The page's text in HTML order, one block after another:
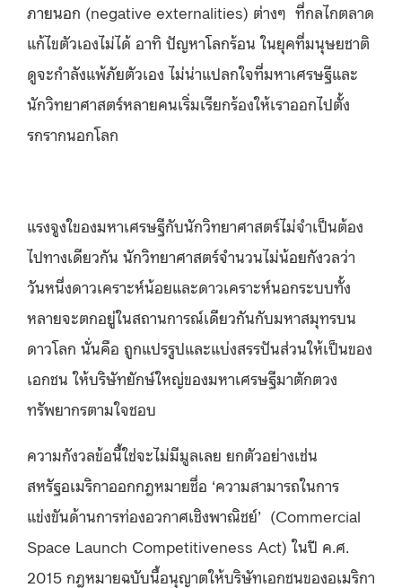
ภายนอก (negative externalities) ต่างๆ ที่กลไกตลาด
แก้ไขตัวเองไม่ได้ อาทิ ปัญหาโลกร้อน ในยุคที่มนุษยชาติ
ดูจะกำลังแพ้ภัยตัวเอง ไม่น่าแปลกใจที่มหาเศรษฐีและ
นักวิทยาศาสตร์หลายคนเริ่มเรียกร้องให้เราออกไปตั้ง
รกรากนอกโลก
แรงจูงใของมหาเศรษฐีกับนักวิทยาศาสตร์ไม่จำเป็นต้อง
ไปทางเดียวกัน นักวิทยาศาสตร์จำนวนไม่น้อยกังวลว่า
วันหนึ่งดาวเคราะห์น้อยและดาวเคราะห์นอกระบบทั้ง
หลายจะตกอยู่ในสถานการณ์เดียวกันกับมหาสมุทรบน
ดาวโลก นั่นคือ ถูกแปรรูปและแบ่งสรรปันส่วนให้เป็นของ
เอกชน ให้บริษัทยักษ์ใหญ่ของมหาเศรษฐีมาตักตวง
ทรัพยากรตามใจชอบ
ความกังวลข้อนี้ใช่จะไม่มีมูลเลย ยกตัวอย่างเช่น
สหรัฐอเมริกาออกกฎหมายชื่อ ‘ความสามารถในการ
แข่งขันด้านการท่องอวกาศเชิงพาณิชย์’ (Commercial
Space Launch Competitiveness Act) ในปี ค.ศ.
2015 กฎหมายฉบับนี้อนุญาตให้บริษัทเอกชนของอเมริกา